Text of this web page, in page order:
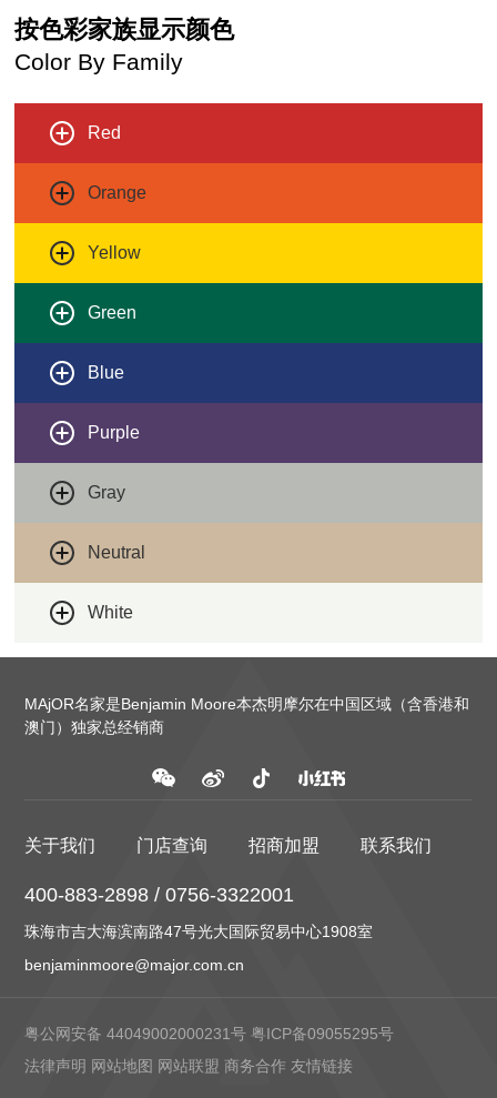
按色彩家族显示颜色
Color By Family
Red
Orange
Yellow
Green
Blue
Purple
Gray
Neutral
White
MAjOR名家是Benjamin Moore本杰明摩尔在中国区域（含香港和
澳门）独家总经销商
关于我们 门店查询 招商加盟 联系我们
400-883-2898 / 0756-3322001
珠海市吉大海滨南路47号光大国际贸易中心1908室
benjaminmoore@major.com.cn
粤公网安备 44049002000231号 粤ICP备09055295号
法律声明 网站地图 网站联盟 商务合作 友情链接